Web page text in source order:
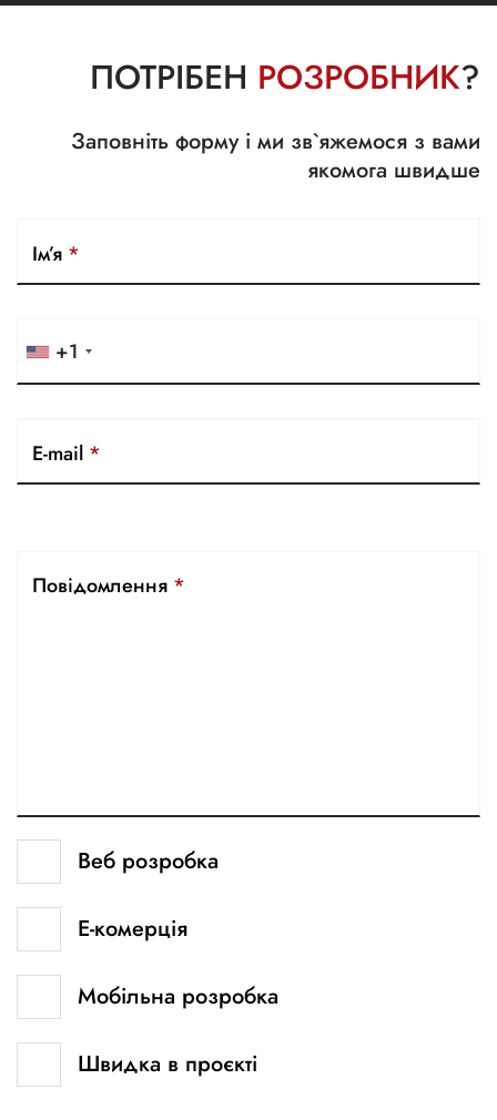
Ім’я *
+1
E-mail *
Повідомлення *
ПОТРІБЕН РОЗРОБНИК?
Заповніть форму і ми зв`яжемося з вами
якомога швидше
Веб розробка
Е-комерція
Мобільна розробка
Швидка в проєкті